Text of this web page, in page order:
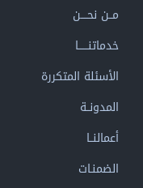
مــن نحــــن
خدماتنــــــا
الأسئلة المتكررة
المدونــة
أعمالنــا
الضمنـات